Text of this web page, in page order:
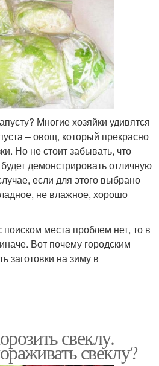
Многие хозяйки удивятся
– овощ, который прекрасно
Но не стоит забывать, что
демонстрировать отличную
если для этого выбрано
не влажное, хорошо
места проблем нет, то в
Вот почему городским
заготовки на зиму в
свеклу.
свеклу?